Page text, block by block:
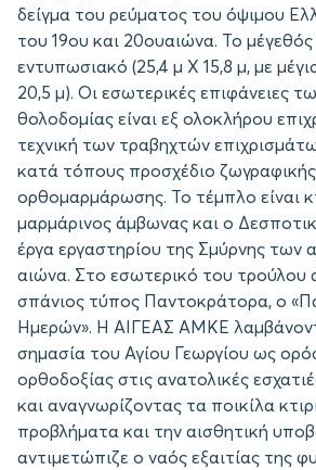
δείγμα του ρεύματος του όψιμου
του 19ου και 20ουαιώνα. Το μέγεθός
εντυπωσιακό (25,4 μ Χ 15,8 μ, με
20,5 μ). Οι εσωτερικές επιφάνειες
θολοδομίας είναι εξ ολοκλήρου
τεχνική των τραβηχτών
κατά τόπους προσχέδιο
ορθομαρμάρωσης. Το τέμπλο είναι
μαρμάρινος άμβωνας και ο
έργα εργαστηρίου της Σμύρνης των
αιώνα. Στο εσωτερικό του τρούλου
σπάνιος τύπος Παντοκράτορα, ο
Ημερών». Η ΑΙΓΕΑΣ ΑΜΚΕ
σημασία του Αγίου Γεωργίου ως
ορθοδοξίας στις ανατολικές
και αναγνωρίζοντας τα ποικίλα
προβλήματα και την αισθητική
αντιμετώπιζε ο ναός εξαιτίας της